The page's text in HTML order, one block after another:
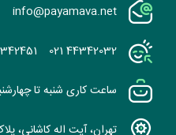
info@payamava.net
021 44342032
ساعت کاری شنبه تا چهارشنبه ۸